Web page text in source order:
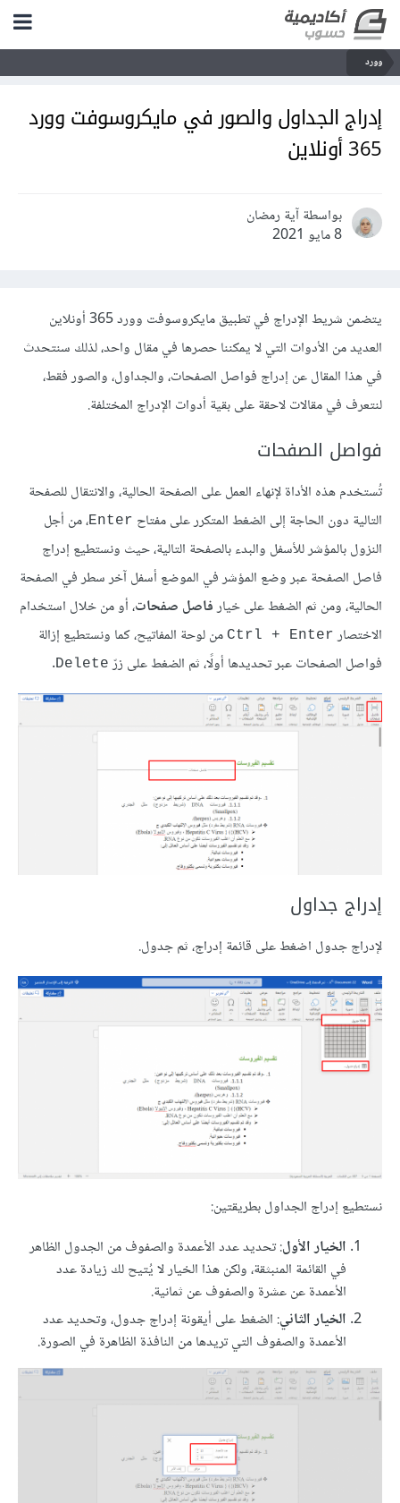
وورد
إدراج الجداول والصور في مايكروسوفت وورد
365 أونلاين
بواسطة آية رمضان
8 مايو 2021
يتضمن شريط الإدراج في تطبيق مايكروسوفت وورد 365 أونلاين
العديد من الأدوات التي لا يمكننا حصرها في مقال واحد، لذلك سنتحدث
في هذا المقال عن إدراج فواصل الصفحات، والجداول، والصور فقط،
لنتعرف في مقالات لاحقة على بقية أدوات الإدراج المختلفة.
فواصل الصفحات
تُستخدم هذه الأداة لإنهاء العمل على الصفحة الحالية، والانتقال للصفحة
التالية دون الحاجة إلى الضغط المتكرر على مفتاح Enter، من أجل
النزول بالمؤشر للأسفل والبدء بالصفحة التالية، حيث ونستطيع إدراج
فاصل الصفحة عبر وضع المؤشر في الموضع أسفل آخر سطر في الصفحة
الحالية، ومن ثم الضغط على خيارفاصل صفحات، أو من خلال استخدام
الاختصار Ctrl + Enter من لوحة المفاتيح، كما ونستطيع إزالة
فواصل الصفحات عبر تحديدها أولًا، ثم الضغط على زرّ Delete
.
إدراج جداول
لإدراج جدول اضغط على قائمة إدراج، ثم جدول.
نستطيع إدراج الجداول بطريقتين:
الخيار الأول: تحديد عدد الأعمدة والصفوف من الجدول الظاهر
في القائمة المنبثقة، ولكن هذا الخيار لا يُتيح لك زيادة عدد
الأعمدة عن عشرة والصفوف عن ثمانية.
الخيار الثاني: الضغط على أيقونة إدراج جدول، وتحديد عدد
الأعمدة والصفوف التي تريدها من النافذة الظاهرة في الصورة.